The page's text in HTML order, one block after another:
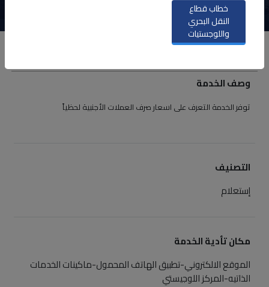
وصف الخدمة
توفر الخدمة التعرف على اسعار صرف العملات الأجنبية لحظياً
التصنيف
إستعلام
مكان تأدية الخدمة
الموقع الالكتروني-تطبيق الهاتف المحمول-ماكينات الخدمات
الذاتيه-المركز اللوجيستي
خطاب قطاع
النقل البحري
واللوجستيات